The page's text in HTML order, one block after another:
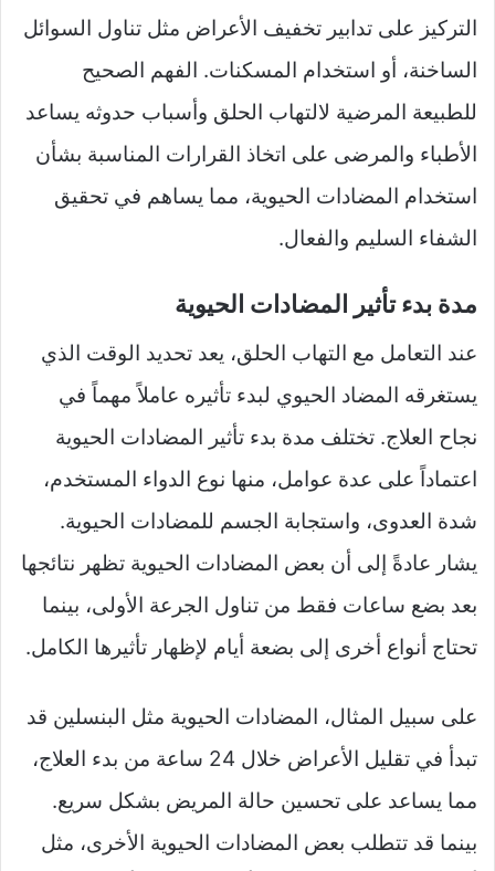
التركيز على تدابير تخفيف الأعراض مثل تناول السوائل
الساخنة، أو استخدام المسكنات. الفهم الصحيح
للطبيعة المرضية لالتهاب الحلق وأسباب حدوثه يساعد
الأطباء والمرضى على اتخاذ القرارات المناسبة بشأن
استخدام المضادات الحيوية، مما يساهم في تحقيق
الشفاء السليم والفعال.
مدة بدء تأثير المضادات الحيوية
عند التعامل مع التهاب الحلق، يعد تحديد الوقت الذي
يستغرقه المضاد الحيوي لبدء تأثيره عاملاً مهماً في
نجاح العلاج. تختلف مدة بدء تأثير المضادات الحيوية
اعتماداً على عدة عوامل، منها نوع الدواء المستخدم،
شدة العدوى، واستجابة الجسم للمضادات الحيوية.
يشار عادةً إلى أن بعض المضادات الحيوية تظهر نتائجها
بعد بضع ساعات فقط من تناول الجرعة الأولى، بينما
تحتاج أنواع أخرى إلى بضعة أيام لإظهار تأثيرها الكامل.
على سبيل المثال، المضادات الحيوية مثل البنسلين قد
تبدأ في تقليل الأعراض خلال 24 ساعة من بدء العلاج،
مما يساعد على تحسين حالة المريض بشكل سريع.
بينما قد تتطلب بعض المضادات الحيوية الأخرى، مثل